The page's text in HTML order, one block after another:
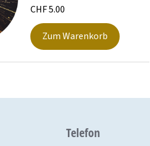
CHF5.00
Zum Warenkorb
Telefon